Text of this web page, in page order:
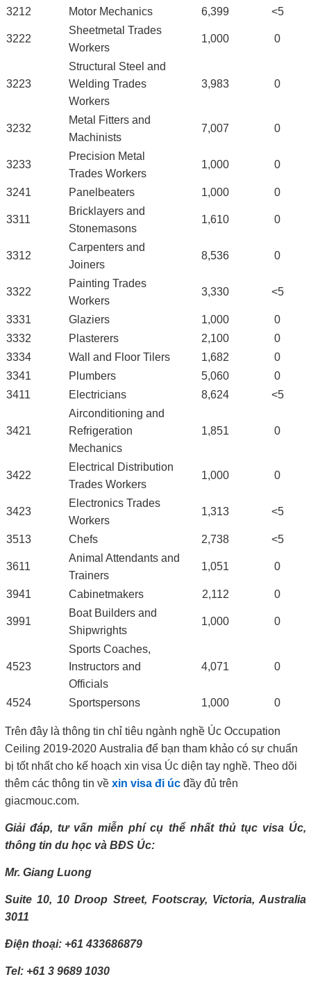
3212 Motor Mechanics 6,399 <5
3222
Sheetmetal Trades
Workers
1,000 0
3223
Structural Steel and
Welding Trades
Workers
3,983 0
3232
Metal Fitters and
Machinists
7,007 0
3233
Precision Metal
Trades Workers
1,000 0
3241 Panelbeaters 1,000 0
3311
Bricklayers and
Stonemasons
1,610 0
3312
Carpenters and
Joiners
8,536 0
3322
Painting Trades
Workers
3,330 <5
3331 Glaziers 1,000
0
3332
Plasterers 2,100
0
3334
Wall and Floor Tilers 1,682
0
3341
Plumbers 5,060
0
3411
Electricians 8,624 <5
3421
Airconditioning and
Refrigeration
Mechanics
1,851 0
3422
Electrical Distribution
Trades Workers
1,000 0
3423
Electronics Trades
Workers
1,313 <5
3513 Chefs 2,738 <5
3611
Animal Attendants and
Trainers
1,051 0
3941 Cabinetmakers 2,112 0
3991
Boat Builders and
Shipwrights
1,000 0
4523
Sports Coaches,
Instructors and
Officials
4,071 0
4524 Sportspersons 1,000 0
Trên đây là thông tin chỉ tiêu ngành nghề Úc Occupation
Ceiling 2019-2020 Australia để bạn tham khảo có sự chuẩn
bị tốt nhất cho kế hoạch xin visa Úc diện tay nghề. Theo dõi
thêm các thông tin về xin visa đi úc đầy đủ trên
giacmouc.com.
Giải đáp, tư vấn miễn phí cụ thể nhất thủ tục visa Úc,
thông tin du học và BĐS Úc:
Mr. Giang Luong
Suite 10, 10 Droop Street, Footscray, Victoria, Australia
3011
Điện thoại: +61 433686879
Tel: +61 3 9689 1030